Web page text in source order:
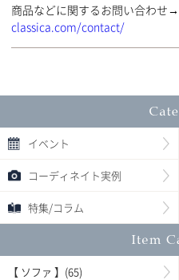
商品などに関するお問い合わせ→
classica.com/contact/
イベント
コーディネイト実例
特集/コラム
【 ソファ 】(65)